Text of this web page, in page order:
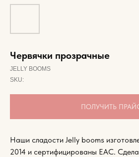
Червячки прозрачные
JELLY BOOMS
SKU:
ПОЛУЧИТЬ
Наши сладости Jelly booms
2014 и сертифицированы EAC.